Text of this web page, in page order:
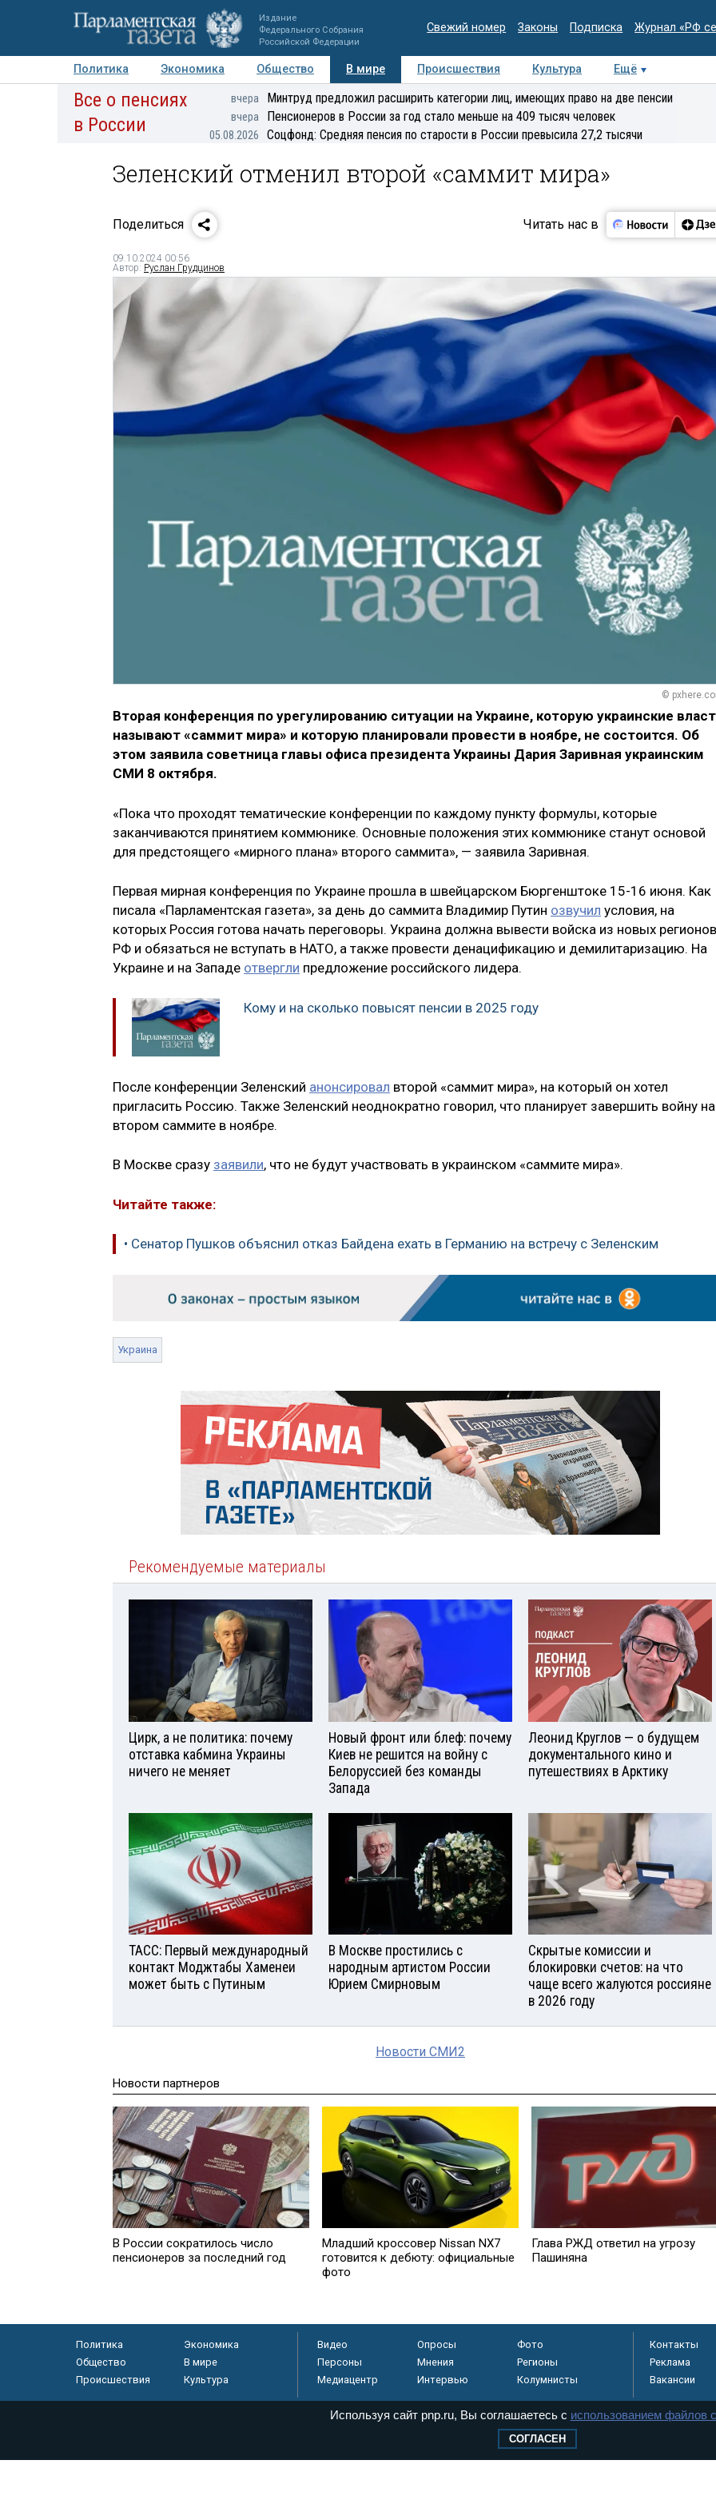
Издание
Федерального Собрания
Российской Федерации
Свежий номер Законы Подписка Журнал «РФ
Политика Экономика Общество В мире Происшествия Культура
Ещё
Авторы Персоны Мнения Регионы Медиацентр Интервью Колумнисты
Все о пенсиях
в России
вчера Минтруд предложил расширить категории лиц, имеющих право на две пенсии
вчера Пенсионеров в России за год стало меньше на 409 тысяч человек
05.08.2026 Соцфонд: Средняя пенсия по старости в России превысила 27,2 тысячи
Зеленский отменил второй «саммит мира»
Поделиться Читать нас в
09.10.2024 00:56
Автор: Руслан Грудцинов
©
Вторая конференция по урегулированию ситуации на Украине, которую украинские
называют «саммит мира» и которую планировали провести в ноябре, не состоится. Об
этом заявила советница главы офиса президента Украины Дария Заривная украинским
СМИ 8 октября.
«Пока что проходят тематические конференции по каждому пункту формулы, которые
заканчиваются принятием коммюнике. Основные положения этих коммюнике станут основой
для предстоящего «мирного плана» второго саммита», — заявила Заривная.
Первая мирная конференция по Украине прошла в швейцарском Бюргенштоке 15-16 июня. Как
писала «Парламентская газета», за день до саммита Владимир Путин озвучил условия, на
которых Россия готова начать переговоры. Украина должна вывести войска из новых регионов
РФ и обязаться не вступать в НАТО, а также провести денацификацию и демилитаризацию. На
Украине и на Западе отвергли предложение российского лидера.
Кому и на сколько повысят пенсии в 2025 году
После конференции Зеленский анонсировал второй «саммит мира», на который он хотел
пригласить Россию. Также Зеленский неоднократно говорил, что планирует завершить войну на
втором саммите в ноябре.
В Москве сразу заявили, что не будут участвовать в украинском «саммите мира».
Читайте также:
• Сенатор Пушков объяснил отказ Байдена ехать в Германию на встречу с Зеленским
Украина
Рекомендуемые материалы
Цирк, а не политика: почему
отставка кабмина Украины
ничего не меняет
Новый фронт или блеф: почему
Киев не решится на войну с
Белоруссией без команды
Запада
Леонид Круглов — о будущем
документального кино и
путешествиях в Арктику
ТАСС: Первый международный
контакт Моджтабы Хаменеи
может быть с Путиным
В Москве простились с
народным артистом России
Юрием Смирновым
Скрытые комиссии и
блокировки счетов: на что
чаще всего жалуются россияне
в 2026 году
Новости СМИ2
Новости партнеров
В России сократилось число
пенсионеров за последний год
Младший кроссовер Nissan NX7
готовится к дебюту: официальные
фото
Глава РЖД ответил на угрозу
Пашиняна
Политика
Экономика
Общество
В мире
Происшествия
Культура
Видео Опросы
Фото
Персоны
Мнения
Регионы
Медиацентр
Интервью Колумнисты
Контакты
Реклама
Вакансии
Федеральной службе по надзору в сфере связи, информационных технологий и
Используя сайт pnp.ru, Вы соглашаетесь с использованием файлов
СОГЛАСЕН